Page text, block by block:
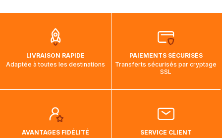
aura touché terre.
LIVRAISON RAPIDE
Adaptée à toutes les destinations
PAIEMENTS SÉCURISÉS
Transferts sécurisés par cryptage
SSL
AVANTAGES FIDÉLITÉ
SERVICE CLIENT